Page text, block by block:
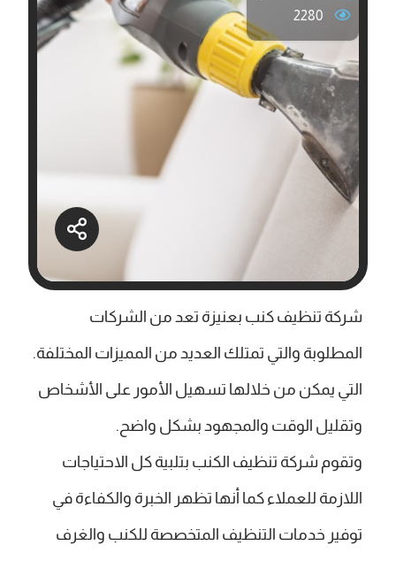
2280
شركة تنظيف كنب بعنيزة تعد من الشركات
المطلوبة والتي تمتلك العديد من المميزات المختلفة.
التي يمكن من خلالها تسهيل الأمور على الأشخاص
وتقليل الوقت والمجهود بشكل واضح.
وتقوم شركة تنظيف الكنب بتلبية كل الاحتياجات
اللازمة للعملاء كما أنها تظهر الخبرة والكفاءة في
توفير خدمات التنظيف المتخصصة للكنب والغرف